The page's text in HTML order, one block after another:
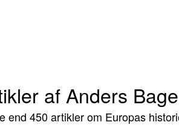
af Anders
end 450 artikler om Europas